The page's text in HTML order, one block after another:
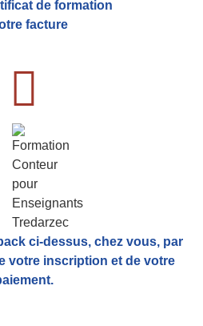
de formation
facture
ci-dessus, chez vous, par
votre inscription et de votre